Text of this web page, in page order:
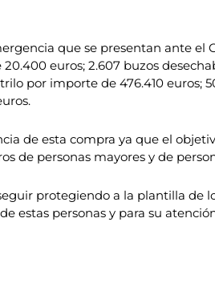
que se presentan ante
euros; 2.607 buzos
por importe de 476.410 euros;
de esta compra ya que el
de personas mayores y de
protegiendo a la plantilla de
estas personas y para su